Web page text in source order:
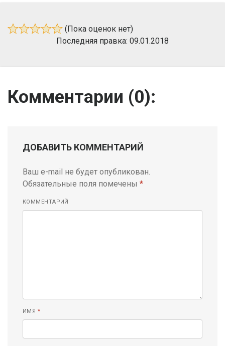
(Пока оценок нет)
Последняя правка: 09.01.2018
Комментарии (0):
ДОБАВИТЬ КОММЕНТАРИЙ
Ваш e-mail не будет опубликован.
Обязательные поля помечены *
КОММЕНТАРИЙ
ИМЯ *